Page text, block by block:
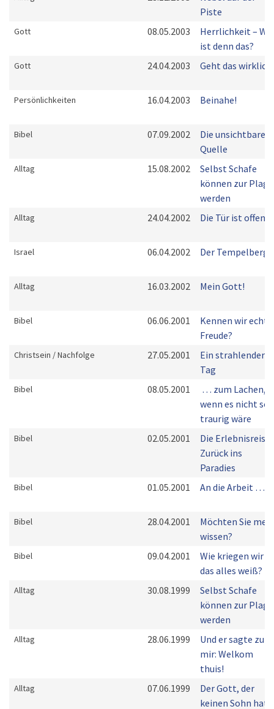
Piste
Gott 08.05.2003
Herrlichkeit –
ist denn das?
Gott 24.04.2003 Geht das
Persönlichkeiten 16.04.2003 Beinahe!
Bibel 07.09.2002
Die unsichtbare
Quelle
Alltag 15.08.2002
Selbst Schafe
können zur Plage
werden
Alltag 24.04.2002 Die Tür ist offen!
Israel 06.04.2002 Der Tempelberg
Alltag 16.03.2002 Mein Gott!
Bibel 06.06.2001
Kennen wir echte
Freude?
Christsein / Nachfolge 27.05.2001
Ein strahlender
Tag
Bibel 08.05.2001
… zum Lachen,
wenn es nicht so
traurig wäre
Bibel 02.05.2001
Die Erlebnisreise:
Zurück ins
Paradies
Bibel 01.05.2001 An die Arbeit …
Bibel 28.04.2001
Möchten Sie
wissen?
Bibel 09.04.2001
Wie kriegen wir
das alles weiß?
Alltag 30.08.1999
Selbst Schafe
können zur Plage
werden
Alltag 28.06.1999
Und er sagte zu
mir: Welkom
thuis!
Alltag 07.06.1999
Der Gott, der
keinen Sohn hat